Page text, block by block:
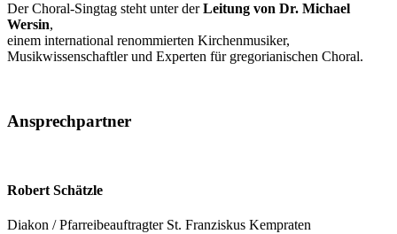
Der Choral-Singtag steht unter derLeitung von Dr. Michael
Wersin,
einem international renommierten Kirchenmusiker,
Musikwissenschaftler und Experten für gregorianischen Choral.
Ansprechpartner
Robert Schätzle
Diakon / Pfarreibeauftragter St. Franziskus Kempraten